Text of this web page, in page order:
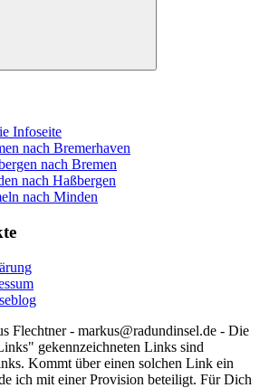
Suchen
Infoseite
nach Bremerhaven
nach Bremen
nach Haßbergen
nach Minden
Flechtner - markus@radundinsel.de - Die
gekennzeichneten Links sind
Kommt über einen solchen Link ein
ich mit einer Provision beteiligt. Für Dich